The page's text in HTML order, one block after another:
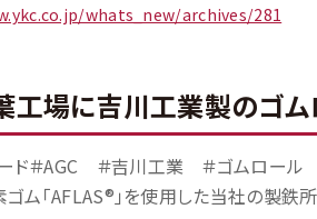
whats_new/archives/281
工場に吉川工業製のゴ
ド＃AGC ＃吉川工業 ＃ゴムロール
ゴム「AFLAS®」を使用した当社の製